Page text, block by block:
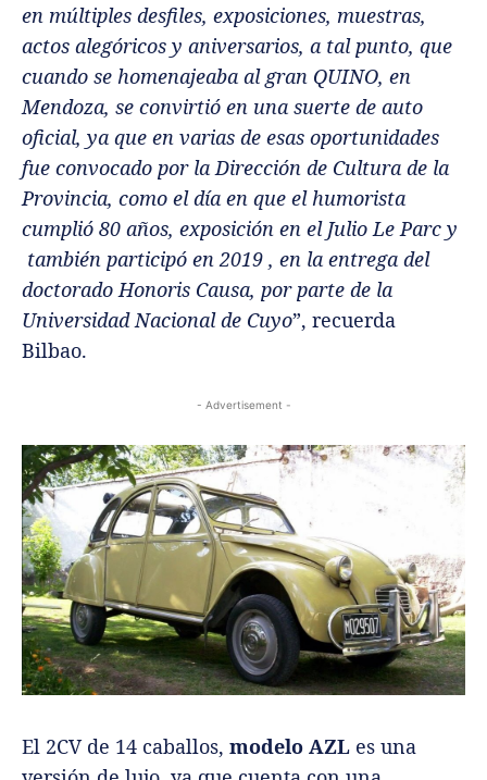
en múltiples desfiles, exposiciones, muestras,
actos alegóricos y aniversarios, a tal punto, que
cuando se homenajeaba al gran QUINO, en
Mendoza, se convirtió en una suerte de auto
oficial, ya que en varias de esas oportunidades
fue convocado por la Dirección de Cultura de la
Provincia, como el día en que el humorista
cumplió 80 años, exposición en el Julio Le Parc y
también participó en 2019 , en la entrega del
doctorado Honoris Causa, por parte de la
Universidad Nacional de Cuyo”, recuerda
Bilbao.
- Advertisement -
El 2CV de 14 caballos, modelo AZL es una